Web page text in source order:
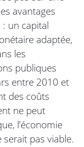
avantages
un capital
adaptée,
les
publiques
entre 2010 et
des coûts
ne peut
l’économie
pas viable.